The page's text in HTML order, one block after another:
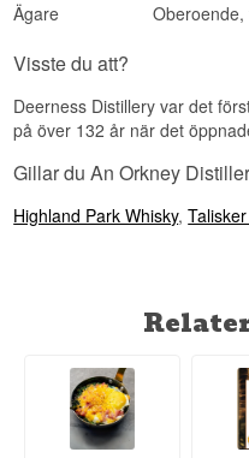
Ägare
Visste du att?
Deerness Distillery var det
på över 132 år när det
Gillar du An Orkney
Highland Park Whisky,